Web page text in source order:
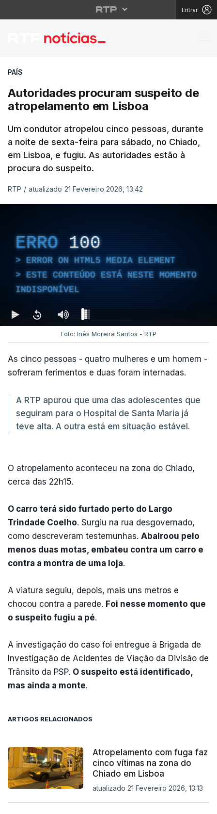
Entrar
Autoridades
PAÍS
Autoridades procuram suspeito de
atropelamento em Lisboa
Um condutor atropelou cinco pessoas, durante
a noite de sexta-feira para sábado, no Chiado,
em Lisboa, e fugiu. As autoridades estão à
procura do suspeito.
RTP / atualizado 21 Fevereiro 2026, 13:42
ERRO 100
ERROR ON HTML5 MEDIA ELEMENT
ESTE CONTEÚDO ESTÁ NESTE MOMENTO
INDISPONÍVEL
Foto: Inês Moreira Santos - RTP
As cinco pessoas - quatro mulheres e um homem -
sofreram ferimentos e duas foram internadas.
A RTP apurou que uma das adolescentes que
seguiram para o Hospital de Santa Maria já
teve alta. A outra está em situação estável.
O atropelamento aconteceu na zona do Chiado,
cerca das 22h15.
O carro terá sido furtado perto do Largo
Trindade Coelho. Surgiu na rua desgovernado,
como descreveram testemunhas. Abalroou pelo
menos duas motas, embateu contra um carro e
contra a montra de uma loja.
A viatura seguiu, depois, mais uns metros e
chocou contra a parede. Foi nesse momento que
o suspeito fugiu a pé.
A investigação do caso foi entregue à Brigada de
Investigação de Acidentes de Viação da Divisão de
Trânsito da PSP. O suspeito está identificado,
mas ainda a monte.
ARTIGOS RELACIONADOS
Atropelamento com fuga faz
cinco vítimas na zona do
Chiado em Lisboa
atualizado 21 Fevereiro 2026, 13:13